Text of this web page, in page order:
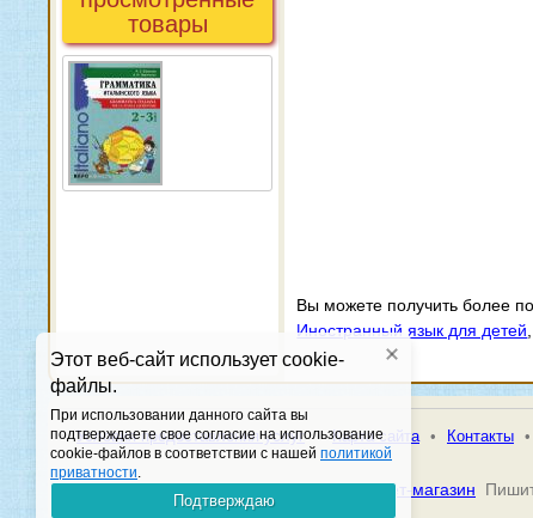
Этот веб-сайт использует cookie-
файлы.
При использовании данного сайта вы
подтверждаете свое согласие на использование
cookie-файлов в соответствии с нашей политикой
приватности.
Подтверждаю
товары
Вы можете получить более
Иностранный язык для детей
• Условия предоставления услуг • Карта сайта • Контакты •
© 2026 Книжная гавань -Книжный интернет-магазин